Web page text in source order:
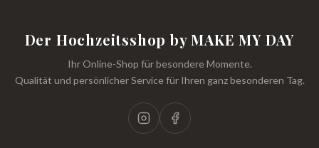
Der Hochzeitsshop by MAKE MY DAY
Ihr Online-Shop für besondere Momente.
Qualität und persönlicher Service für Ihren ganz besonderen Tag.